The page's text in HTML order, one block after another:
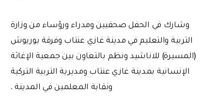
وشارك في الحفل صحفيين ومدراء ورؤساء من وزارة
التربية والتعليم في مدينة غازي عنتاب وفرقة يوريوش
(المسيرة) للاناشيد ونظم بالتعاون بين جمعية الإغاثة
الإنسانية بمدينة غازي عنتاب ومديرية التربية التركية
ونقابة المعلمين في المدينة .